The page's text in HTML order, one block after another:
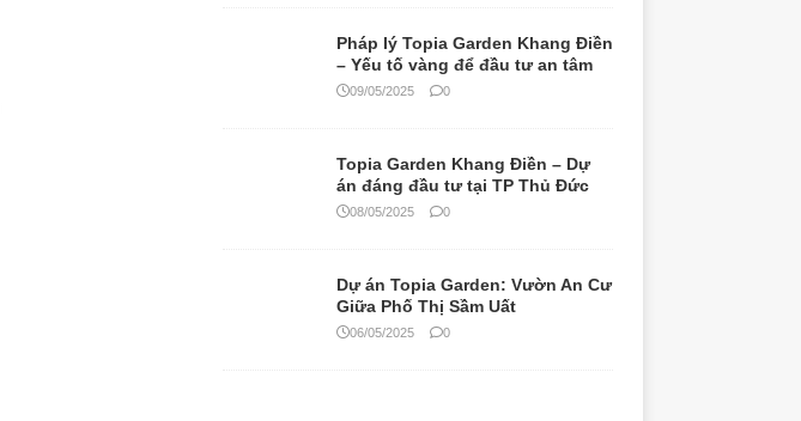
Pháp lý Topia Garden Khang Điền
– Yếu tố vàng để đầu tư an tâm
09/05/2025 0
Topia Garden Khang Điền – Dự
án đáng đầu tư tại TP Thủ Đức
08/05/2025 0
Dự án Topia Garden: Vườn An Cư
Giữa Phố Thị Sầm Uất
06/05/2025 0